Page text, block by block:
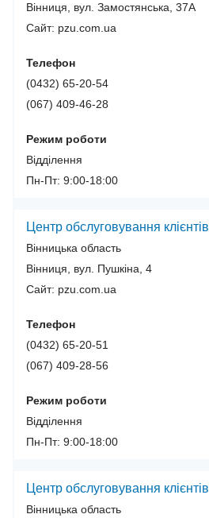
Вінниця, вул. Замостянська, 37А
Сайт: pzu.com.ua
Телефон
(0432) 65-20-54
(067) 409-46-28
Режим роботи
Відділення
Пн-Пт: 9:00-18:00
Центр обслуговування клієнтів
Вінницька область
Вінниця, вул. Пушкіна, 4
Сайт: pzu.com.ua
Телефон
(0432) 65-20-51
(067) 409-28-56
Режим роботи
Відділення
Пн-Пт: 9:00-18:00
Центр обслуговування клієнтів
Вінницька область